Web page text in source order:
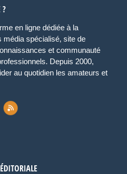
?
en ligne dédiée à la
média spécialisé, site de
et communauté
Depuis 2000,
au quotidien les amateurs et